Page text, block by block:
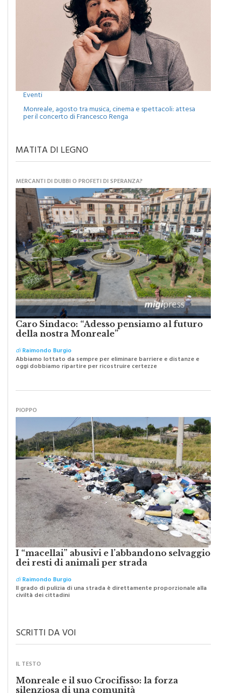
Monreale, agosto tra musica, cinema e spettacoli: attesa
per il concerto di Francesco Renga
Caro Sindaco: “Adesso pensiamo al futuro
della nostra Monreale”
diRaimondo Burgio
Abbiamo lottato da sempre per eliminare barriere e distanze e
oggi dobbiamo ripartire per ricostruire certezze
I “macellai” abusivi e l’abbandono selvaggio
dei resti di animali per strada
diRaimondo Burgio
Il grado di pulizia di una strada è direttamente proporzionale alla
civiltà dei cittadini
Monreale e il suo Crocifisso: la forza
silenziosa di una comunità